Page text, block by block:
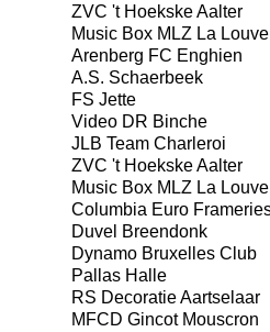
ZVC 't Hoekske Aalter
Music Box MLZ La Louve
Arenberg FC Enghien
A.S. Schaerbeek
FS Jette
Video DR Binche
JLB Team Charleroi
ZVC 't Hoekske Aalter
Music Box MLZ La Louve
Columbia Euro
Duvel Breendonk
Dynamo Bruxelles Club
Pallas Halle
RS Decoratie Aartselaar
MFCD Gincot Mouscron